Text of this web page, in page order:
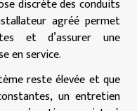
discrète des conduits
agréé permet
et d’assurer une
en service.
reste élevée et que
un entretien